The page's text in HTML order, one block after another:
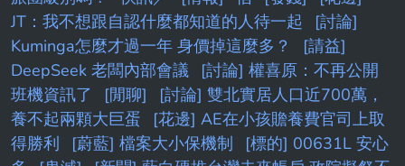
JT：我不想跟自認什麼都知道的人待一起
[討論]
Kuminga怎麼才過一年 身價掉這麼多？
[請益]
DeepSeek 老闆內部會議
[討論] 權喜原：不再公開
班機資訊了
[閒聊]
[討論] 雙北實居人口近700萬，
養不起兩顆大巨蛋
[花邊] AE在小孩贍養費官司上取
得勝利
[蔚藍] 檔案大小保機制
[標的] 00631L 安心